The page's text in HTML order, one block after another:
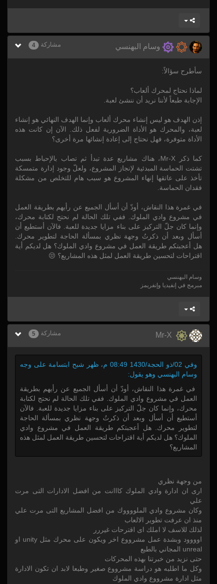
وسام البهنسي مشاركة 4
سأطرح سؤالاً:
لماذا نحتاج لمحرك ألعاب؟
الإجابة طبعاً لأننا نريد أن ننشئ لعبة.
إذن الهدف هو ليس إنشاء محرك ألعاب وإنما الهدف النهائي هو إنشاء
لعبة، والمحرك هو الأداة الضرورية لفعل ذلك. الآن إن كانت هذه
الأداة متوفرة، فهل نحتاج إلى إعادة إنشائها مرة أخرى؟
كما ذكر Mr-X، هناك مشاريع عدة تبدأ ثم تصاب بالإحباط بسبب
تشتت الحماسة المبدئية لإنجاز المشروع، ولعلّ وجود إدارة متمسكة
تأخذ على عاتقها إنهاء المشروع هو سبب هام للتخلص من مشكلة
فقدان الحماسة.
في غمرة هذا النقاش، أودّ أن أسأل الجميع عن رأيهم بطريقة العمل
في مشروع وادي الملوك. ففي تلك الحالة لم نحتج لكتابة محرك،
وإنما كان جلّ التركيز على بناء مزايا جديدة للعبة. فالآن أستطيع أن
أسأل وبعد أن ذكرتُ وجهة نظري بمسألة الحاجة لتطوير محرك.
هل أعجبتكم طريقة العمل في مشروع وادي الملوك؟ هل لديكم أية
اقتراحات لتحسين طريقة العمل لمثل هذه المشاريع؟ 😒
وسام البهنسي
مبرمج في إنفيديا وإنفريمز
مشاركة 5
وفي 02/ذو الحجة/1430 08:49 م، ظهر شبح ابتسامة على وجه
وسام البهنسي وهو يقول:
في غمرة هذا النقاش، أودّ أن أسأل الجميع عن رأيهم بطريقة
العمل في مشروع وادي الملوك. ففي تلك الحالة لم نحتج لكتابة
محرك، وإنما كان جلّ التركيز على بناء مزايا جديدة للعبة. فالآن
أستطيع أن أسأل وبعد أن ذكرتُ وجهة نظري بمسألة الحاجة
لتطوير محرك. هل أعجبتكم طريقة العمل في مشروع وادي
الملوك؟ هل لديكم أية اقتراحات لتحسين طريقة العمل لمثل هذه
المشاريع؟
من وجهة نظري
ارى ان ادارة وادي الملوك كااانت من افضل الادارات التى مرت
علي
وكان مشروع وادي الملووووك من افضل المشاريع التى مرت علي
منذ ان عرفت تطوير الالعاب
لذلك للاسف لا املك اى اقترحات غيررر
اوووود وبشدة عمل مشرووع اخر ويكون على محرك مثل unity او
unreal المجاني بالطبع
حتى نزيد من خبرتنا بهذه المحركات
وكل ما اطلبه هو دراسة مشرووع صغير وطبعا لابد ان تكون الادارة
مثل ادارة مشرووع وادي الملوك